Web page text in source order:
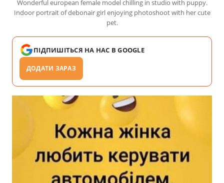
Wonderful european female model chilling in studio with puppy.
Indoor portrait of debonair girl enjoying photoshoot with her cute
pet.
ПІДПИШІТЬСЯ НА НАС В GOOGLE
ДОДАТИ ЗАРАЗ